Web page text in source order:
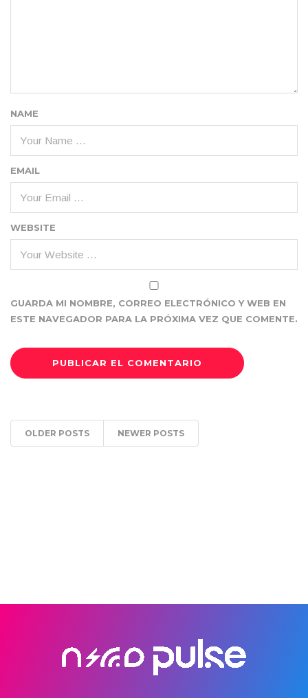
NAME
EMAIL
WEBSITE
GUARDA MI NOMBRE, CORREO ELECTRÓNICO Y WEB EN
ESTE NAVEGADOR PARA LA PRÓXIMA VEZ QUE COMENTE.
OLDER POSTS NEWER POSTS